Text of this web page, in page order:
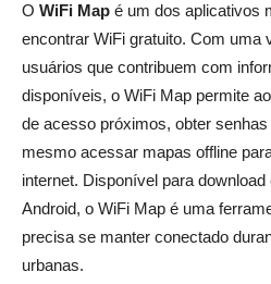
O WiFi Map é um dos aplicativos
encontrar WiFi gratuito. Com uma
usuários que contribuem com
disponíveis, o WiFi Map permite
de acesso próximos, obter
mesmo acessar mapas offline
internet. Disponível para
Android, o WiFi Map é uma
precisa se manter conectado
urbanas.